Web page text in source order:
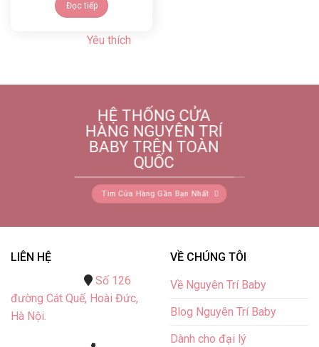
Đọc tiếp
Yêu thích
HỆ THỐNG CỬA
HÀNG NGUYÊN TRÍ
BABY TRÊN TOÀN
QUỐC
Tìm Cửa Hàng Gần Bạn Nhất
LIÊN HỆ
Số 126
đường Cát Quế, Hoài Đức,
Hà Nội.
VỀ CHÚNG TÔI
Về Nguyên Trí Baby
Blog Nguyên Trí Baby
Dành cho đại lý